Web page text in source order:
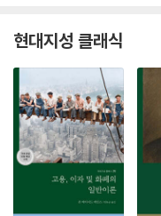
현대지성 클래식